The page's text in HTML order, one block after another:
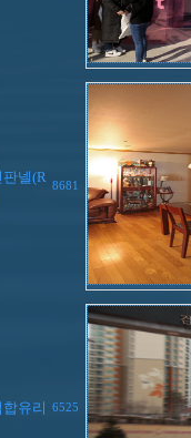
판넬(R
8681
유리 6525